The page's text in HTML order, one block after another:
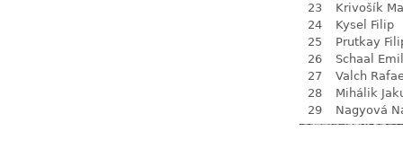
23
Krivošík
24
Kysel Filip
25
Prutkay
26
Schaal
27
Valch
28
Mihálik
29
Nagyová